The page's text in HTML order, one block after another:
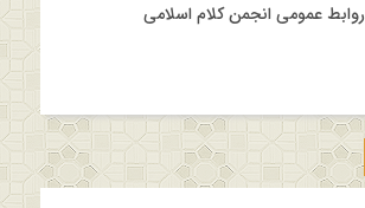
روابط عمومی انجمن کلام اسلامی